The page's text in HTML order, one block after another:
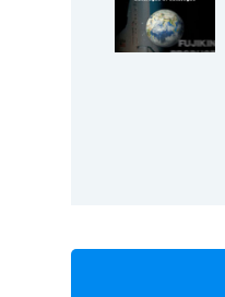
採用情報